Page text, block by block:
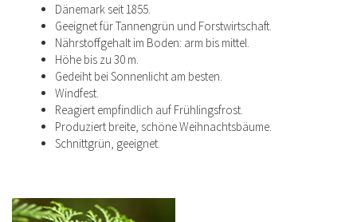
Dänemark seit 1855.
Geeignet für Tannengrün und Forstwirtschaft.
Nährstoffgehalt im Boden: arm bis mittel.
Höhe bis zu 30 m.
Gedeiht bei Sonnenlicht am besten.
Windfest.
Reagiert empfindlich auf Frühlingsfrost.
Produziert breite, schöne Weihnachtsbäume.
Schnittgrün, geeignet.